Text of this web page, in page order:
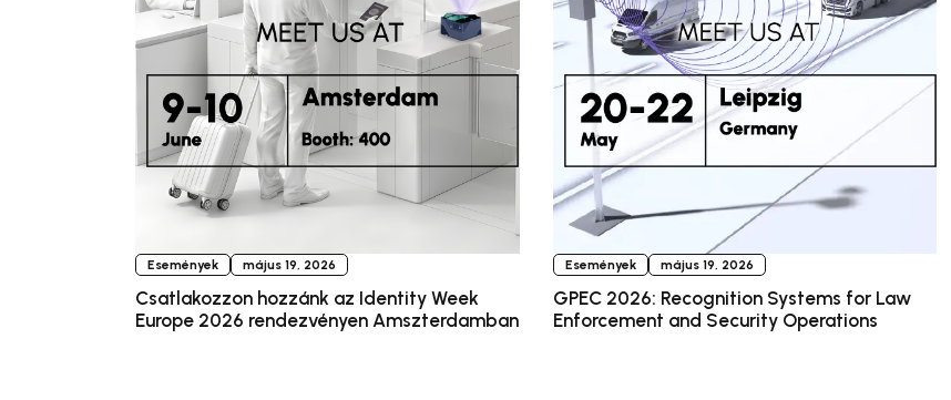
Események május 19, 2026
Csatlakozzon hozzánk az Identity Week
Europe 2026 rendezvényen Amszterdamban
Események május 19, 2026
GPEC 2026: Recognition Systems for Law
Enforcement and Security Operations